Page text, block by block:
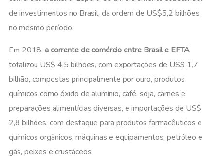
de investimentos no Brasil, da ordem de US$5,2 bilhões,
no mesmo período.
Em 2018, a corrente de comércio entre Brasil e EFTA
totalizou US$ 4,5 bilhões, com exportações de US$ 1,7
bilhão, compostas principalmente por ouro, produtos
químicos como óxido de alumínio, café, soja, carnes e
preparações alimentícias diversas, e importações de US$
2,8 bilhões, com destaque para produtos farmacêuticos e
químicos orgânicos, máquinas e equipamentos, petróleo e
gás, peixes e crustáceos.